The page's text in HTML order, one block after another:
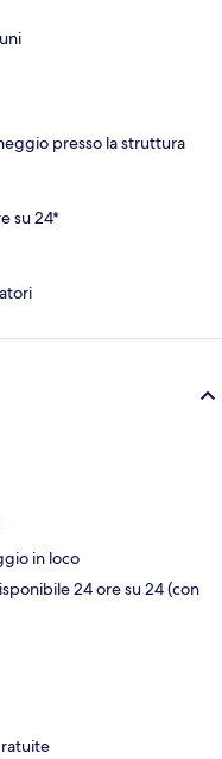
presso la struttura
su 24*
in loco
24 ore su 24 (con